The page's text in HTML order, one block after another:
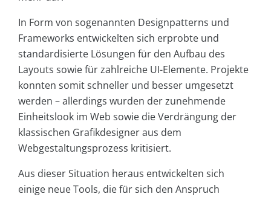
In Form von sogenannten Designpatterns und
Frameworks entwickelten sich erprobte und
standardisierte Lösungen für den Aufbau des
Layouts sowie für zahlreiche UI-Elemente. Projekte
konnten somit schneller und besser umgesetzt
werden – allerdings wurden der zunehmende
Einheitslook im Web sowie die Verdrängung der
klassischen Grafikdesigner aus dem
Webgestaltungsprozess kritisiert.
Aus dieser Situation heraus entwickelten sich
einige neue Tools, die für sich den Anspruch